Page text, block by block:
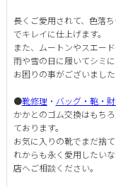
長くご愛用されて、色落
でキレイに仕上げます。
また、ムートンやスエー
雨や雪の日に履いてシミ
お困りの事がございまし
●靴修理 ・ バッグ・鞄・
かかとのゴム交換はもち
ております。
お気に入りの靴でまだ捨
れからも永く愛用したい
店へご相談ください。